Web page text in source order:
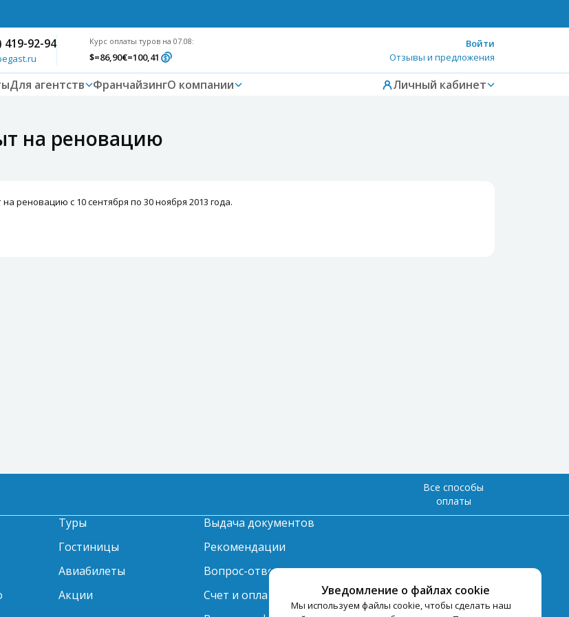
419-92-94 Курс оплаты туров на 07.08:
$=86,90€=100,41
Войти
Отзывы и предложения
Для агентств ФранчайзингО компании Личный кабинет
на реновацию
реновацию с 10 сентября по 30 ноября 2013 года.
Уведомление о файлах cookie
Мы используем файлы cookie, чтобы сделать наш
Все способы
оплаты
Туры
Гостиницы
Авиабилеты
Акции
Выдача документов
Рекомендации
Вопрос-ответ
Счет и оплата